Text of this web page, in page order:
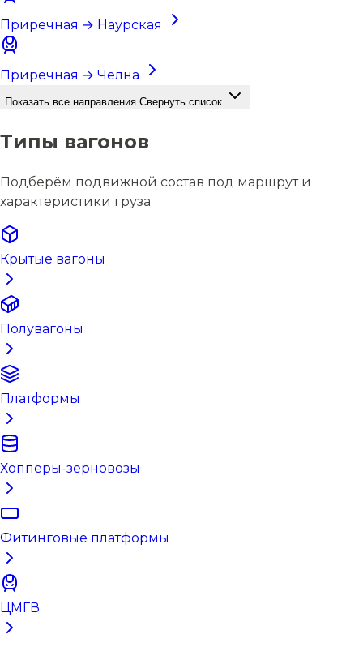
Приречная → Наурская
Приречная → Челна
Показать все направления Свернуть список
Типы вагонов
Подберём подвижной состав под маршрут и
характеристики груза
Крытые вагоны
Полувагоны
Платформы
Хопперы-зерновозы
Фитинговые платформы
ЦМГВ